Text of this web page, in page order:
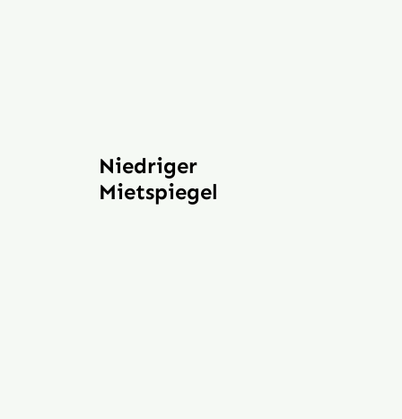
Niedriger
Mietspiegel